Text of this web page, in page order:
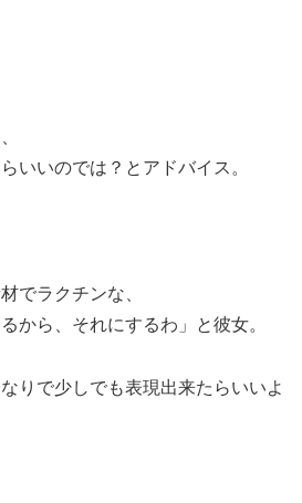
いいのでは？とアドバイス。
でラクチンな、
から、それにするわ」と彼女。
りで少しでも表現出来たらいいよ